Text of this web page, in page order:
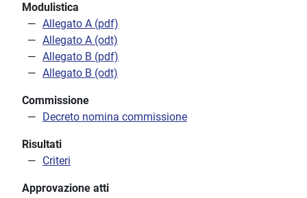
Modulistica
Allegato A (pdf)
Allegato A (odt)
Allegato B (pdf)
Allegato B (odt)
Commissione
Decreto nomina commissione
Risultati
Criteri
Approvazione atti